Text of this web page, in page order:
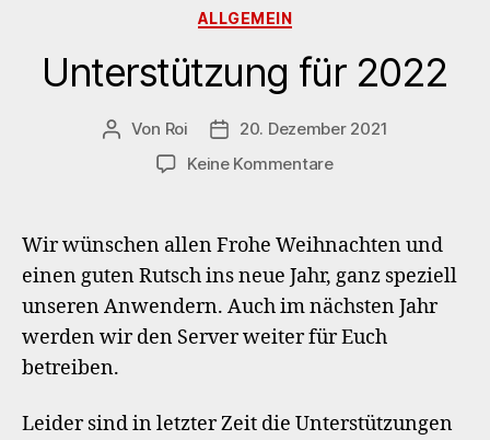
Kategorien
ALLGEMEIN
Unterstützung für 2022
Beitragsautor
Von Roi Veröffentlichungsdatum
20. Dezember 2021
Keine Kommentarezu
2022
Wir wünschen allen Frohe Weihnachten und
einen guten Rutsch ins neue Jahr, ganz speziell
unseren Anwendern. Auch im nächsten Jahr
werden wir den Server weiter für Euch
betreiben.
Leider sind in letzter Zeit die Unterstützungen